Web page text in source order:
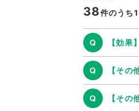
38件のうち
Q 【効果
Q 【その
Q 【そ